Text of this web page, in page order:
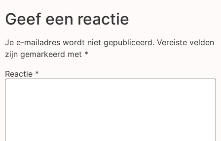
Geef een reactie
Je e-mailadres wordt niet gepubliceerd. Vereiste velden
zijn gemarkeerd met *
Reactie *